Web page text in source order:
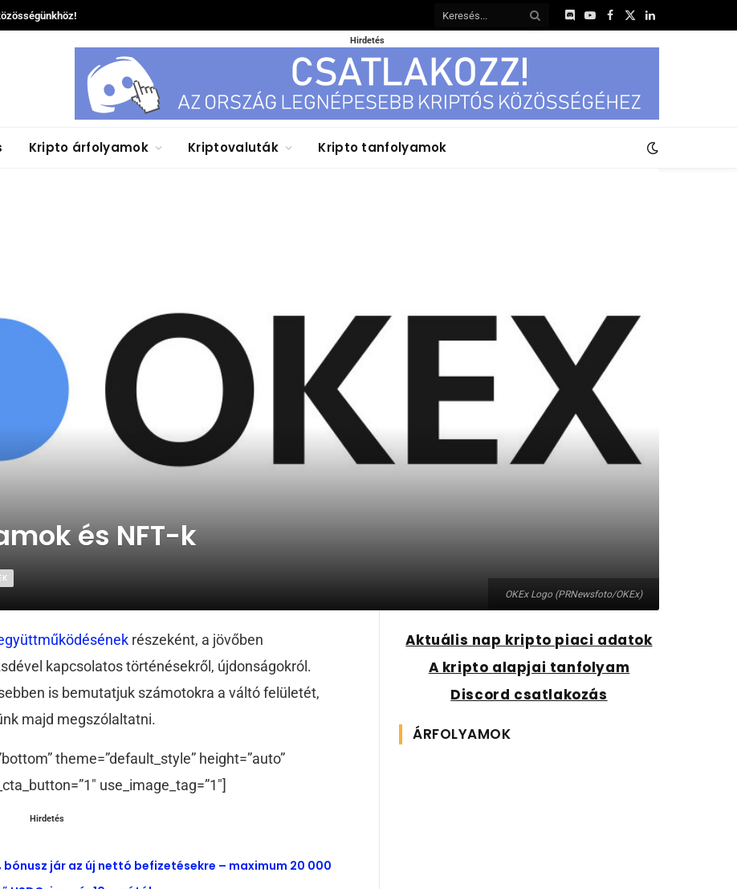
DiscordYouTube
Facebook
X
LinkedIn
Hirdetés
Kripto árfolyamok Kriptovaluták Kripto tanfolyamok
OKEx Logo (PRNewsfoto/OKEx)
és NFT-k
részeként, a jövőben
kapcsolatos történésekről, újdonságokról.
is bemutatjuk számotokra a váltó felületét,
majd megszólaltatni.
theme=”default_style” height=”auto”
use_image_tag=”1″]
Hirdetés
bónusz jár az új nettó befizetésekre – maximum 20 000
Aktuális nap kripto piaci adatok
A kripto alapjai tanfolyam
Discord csatlakozás
ÁRFOLYAMOK